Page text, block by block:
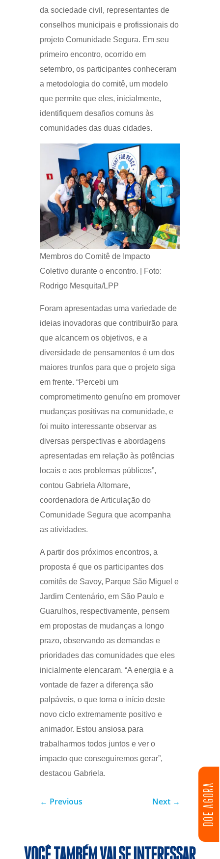
DOE AGORA
da sociedade civil, representantes de
conselhos municipais e profissionais do
projeto Comunidade Segura. Em seu
primeiro encontro, ocorrido em
setembro, os participantes conheceram
a metodologia do comitê, um modelo
que permite que eles, inicialmente,
identifiquem desafios comuns às
comunidades das duas cidades.
Membros do Comitê de Impacto
Coletivo durante o encontro. | Foto:
Rodrigo Mesquita/LPP
Foram apresentadas uma variedade de
ideias inovadoras que contribuirão para
que alcancem os objetivos, e a
diversidade de pensamentos é um dos
maiores trunfos para que o projeto siga
em frente. “Percebi um
comprometimento genuíno em promover
mudanças positivas na comunidade, e
foi muito interessante observar as
diversas perspectivas e abordagens
apresentadas em relação às potências
locais e aos problemas públicos”,
contou Gabriela Altomare,
coordenadora de Articulação do
Comunidade Segura que acompanha
as atividades.
A partir dos próximos encontros, a
proposta é que os participantes dos
comitês de Savoy, Parque São Miguel e
Jardim Centenário, em São Paulo e
Guarulhos, respectivamente, pensem
em propostas de mudanças a longo
prazo, observando as demandas e
prioridades das comunidades que eles
inicialmente elencaram. “A energia e a
vontade de fazer a diferença são
palpáveis, o que torna o início deste
novo ciclo extremamente positivo e
animador. Estou ansiosa para
trabalharmos todos juntos e ver o
impacto que conseguiremos gerar”,
destacou Gabriela.
← Previous Next →